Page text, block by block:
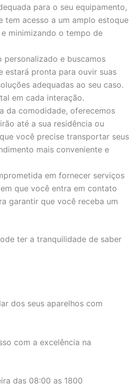
para o seu equipamento,
tem acesso a um amplo estoque
minimizando o tempo de
personalizado e buscamos
estará pronta para ouvir suas
adequadas ao seu caso.
em cada interação.
da comodidade, oferecemos
até a sua residência ou
você precise transportar seus
mais conveniente e
em fornecer serviços
que você entra em contato
garantir que você receba um
ter a tranquilidade de saber
dos seus aparelhos com
com a excelência na
das 08:00 as 1800